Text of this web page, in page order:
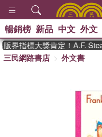
暢銷榜 新品 中文 外文
界指標大獎肯定！A.F.
三民網路書店
外文書